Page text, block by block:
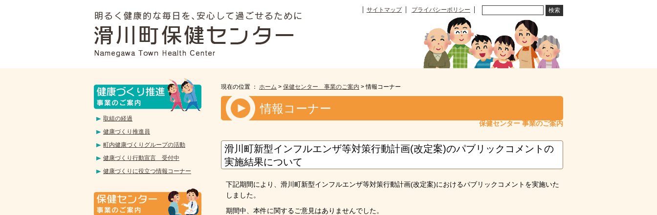
サイトマップ プライバシーポリシー
現在の位置 ： ホーム > 保健センター 事業のご案内 > 情報コーナー
情報コーナー
保健センター 事業のご案内
滑川町新型インフルエンザ等対策行動計画(改定案)のパブリックコメントの
実施結果について
下記期間により、滑川町新型インフルエンザ等対策行動計画(改定案)におけるパブリックコメントを実施いた
しました。
期間中、本件に関するご意見はありませんでした。
取組の経過
健康づくり推進員
町内健康づくりグループの活動
健康づくり行動宣言 受付中
健康づくりに役立つ情報コーナー